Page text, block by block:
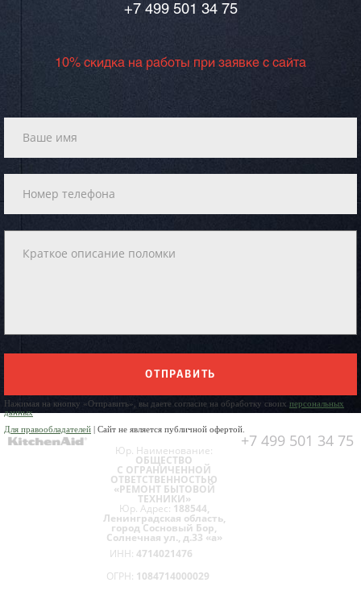
+7 499 501 34 75
10% скидка на работы при заявке с сайта
ОТПРАВИТЬ
Нажимая на кнопку «Отправить», вы даете согласие на обработку своих персональных
данных
Для правообладателей | Сайт не является публичной офертой.
+7 499 501 34 75
Юр. Наименование:
ОБЩЕСТВО
С ОГРАНИЧЕННОЙ
ОТВЕТСТВЕННОСТЬЮ
«РЕМОНТ БЫТОВОЙ
ТЕХНИКИ»
Юр. Адрес: 188544,
Ленинградская область,
город Сосновый Бор,
Солнечная ул., д.33 «а»
ИНН: 4714021476
ОГРН: 1084714000029